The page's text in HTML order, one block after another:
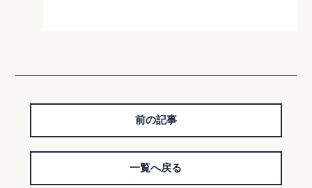
前の記事
一覧へ戻る